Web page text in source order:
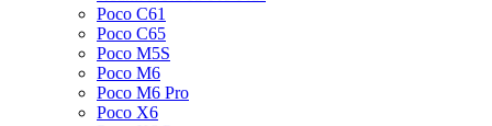
Poco C61
Poco C65
Poco M5S
Poco M6
Poco M6 Pro
Poco X6